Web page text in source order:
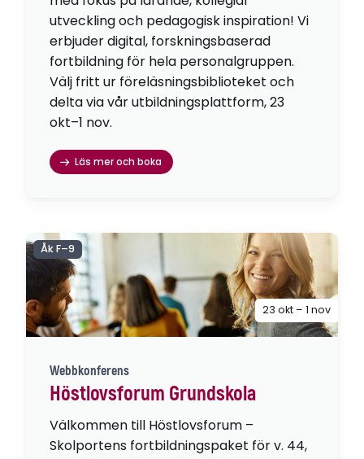
utveckling och pedagogisk inspiration! Vi
erbjuder digital, forskningsbaserad
fortbildning för hela personalgruppen.
Välj fritt ur föreläsningsbiblioteket och
delta via vår utbildningsplattform, 23
okt–1 nov.
Läs mer och boka
Webbkonferens
Höstlovsforum Grundskola
Välkommen till Höstlovsforum –
Skolportens fortbildningspaket för v. 44,
Åk F–9
23 okt – 1 nov